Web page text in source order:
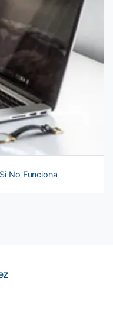
No Funciona